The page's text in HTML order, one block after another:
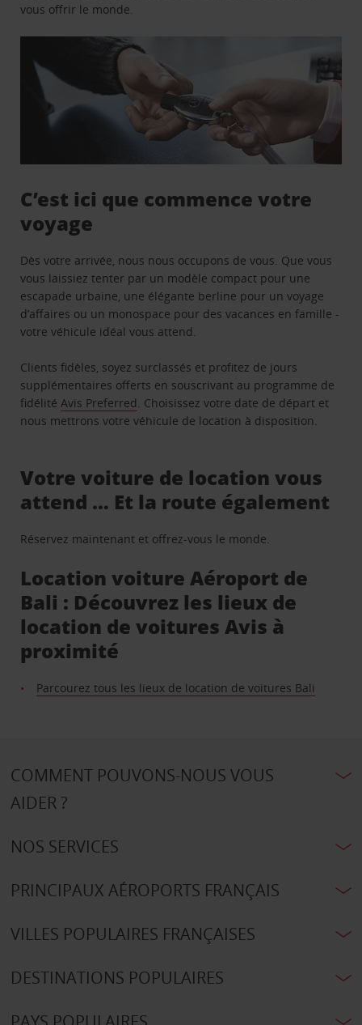
vous offrir le monde.
C’est ici que commence votre
voyage
Dès votre arrivée, nous nous occupons de vous. Que vous
vous laissiez tenter par un modèle compact pour une
escapade urbaine, une élégante berline pour un voyage
d’affaires ou un monospace pour des vacances en famille -
votre véhicule idéal vous attend.
Clients fidèles, soyez surclassés et profitez de jours
supplémentaires offerts en souscrivant au programme de
fidélitéAvis Preferred. Choisissez votre date de départ et
nous mettrons votre véhicule de location à disposition.
Votre voiture de location vous
attend … Et la route également
Réservez maintenant et offrez-vous le monde.
Location voiture Aéroport de
Bali : Découvrez les lieux de
location de voitures Avis à
proximité
Parcourez tous les lieux de location de voitures Bali
COMMENT POUVONS-NOUS VOUS
AIDER ?
NOS SERVICES
PRINCIPAUX AÉROPORTS FRANÇAIS
VILLES POPULAIRES FRANÇAISES
DESTINATIONS POPULAIRES